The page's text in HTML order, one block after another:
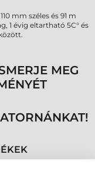
mm széles és 91 m
1 évig eltartható 5C° és
MEG